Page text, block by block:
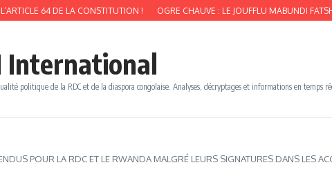
64 DE LA CONSTITUTION ! OGRE CHAUVE : LE JOUFFLU MABUNDI FATSHI
International
politique de la RDC et de la diaspora congolaise. Analyses, décryptages et informations en temps
POUR LA RDC ET LE RWANDA MALGRÉ LEURS SIGNATURES DANS LES